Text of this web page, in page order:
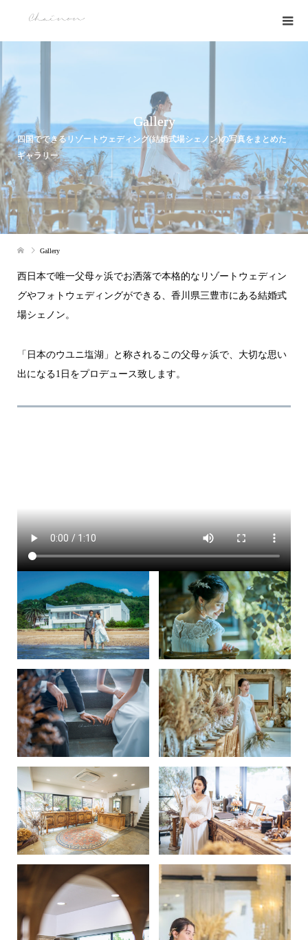
Gallery
四国でできるリゾートウェディング(結婚式場シェノン)の写真をまとめた
ギャラリー
Gallery
西日本で唯一父母ヶ浜でお洒落で本格的なリゾートウェディン
グやフォトウェディングができる、香川県三豊市にある結婚式
場シェノン。
「日本のウユニ塩湖」と称されるこの父母ヶ浜で、大切な思い
出になる1日をプロデュース致します。